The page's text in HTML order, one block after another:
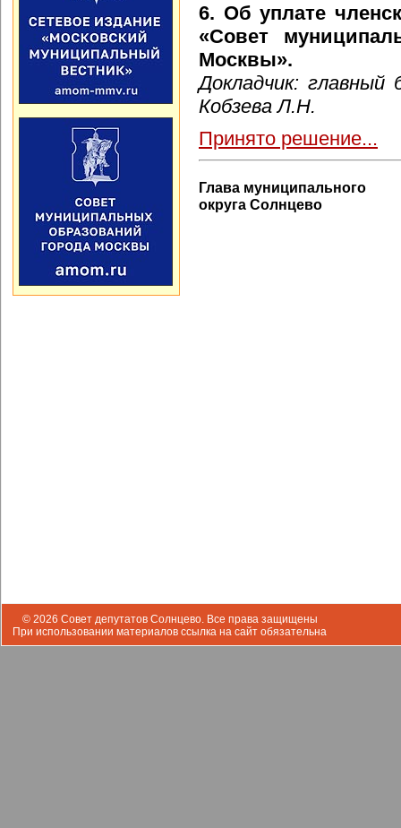
6. Об уплате
«Совет
Москвы».
Докладчик:
Кобзева Л.Н.
Принято решение...
Глава муниципального
округа Солнцево
© 2026 Совет депутатов Солнцево. Все права защищены
При использовании материалов ссылка на сайт обязательна